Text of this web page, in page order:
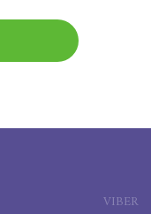
VIBER